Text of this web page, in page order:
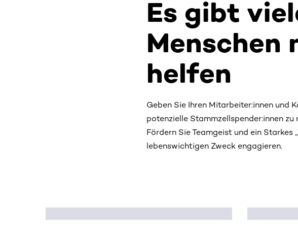
Es gibt
Menschen
helfen
Geben Sie Ihren Mitarbeiter:innen und
potenzielle Stammzellspender:innen
Fördern Sie Teamgeist und ein Starkes
lebenswichtigen Zweck engagieren.